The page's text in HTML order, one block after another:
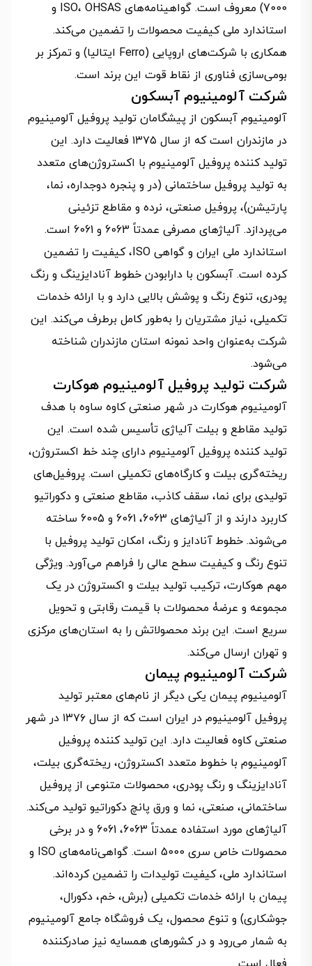
7000) معروف است. گواهینامه‌های ISO، OHSAS و
استاندارد ملی کیفیت محصولات را تضمین می‌کند.
همکاری با شرکت‌های اروپایی (Ferro ایتالیا) و تمرکز بر
بومی‌سازی فناوری از نقاط قوت این برند است.
شرکت آلومینیوم آبسکون
آلومینیوم آبسکون از پیشگامان تولید پروفیل آلومینیوم
در مازندران است که از سال ۱۳۷۵ فعالیت دارد. این
تولید کننده پروفیل آلومینیوم با اکستروژن‌های متعدد
به تولید پروفیل ساختمانی (در و پنجره دوجداره، نما،
پارتیشن)، پروفیل صنعتی، نرده و مقاطع تزئینی
می‌پردازد. آلیاژهای مصرفی عمدتاً 6063 و 6061 است.
استاندارد ملی ایران و گواهی ISO، کیفیت را تضمین
کرده است. آبسکون با دارا‌بودن خطوط آنادایزینگ و رنگ
پودری، تنوع رنگ و پوشش بالایی دارد و با ارائه خدمات
تکمیلی، نیاز مشتریان را به‌طور کامل برطرف می‌کند. این
شرکت به‌عنوان واحد نمونه استان مازندران شناخته
می‌شود.
شرکت تولید پروفیل آلومینیوم هوکارت
آلومینیوم هوکارت در شهر صنعتی کاوه ساوه با هدف
تولید مقاطع و بیلت آلیاژی تأسیس شده است. این
تولید کننده پروفیل آلومینیوم دارای چند خط اکستروژن،
ریخته‌گری بیلت و کارگاه‌های تکمیلی است. پروفیل‌های
تولیدی برای نما، سقف کاذب، مقاطع صنعتی و دکوراتیو
کاربرد دارند و از آلیاژهای 6063، 6061 و 6005 ساخته
می‌شوند. خطوط آنادایز و رنگ، امکان تولید پروفیل با
تنوع رنگ و کیفیت سطح عالی را فراهم می‌آورد. ویژگی
مهم هوکارت، ترکیب تولید بیلت و اکستروژن در یک
مجموعه و عرضۀ محصولات با قیمت رقابتی و تحویل
سریع است. این برند محصولاتش را به استان‌های مرکزی
و تهران ارسال می‌کند.
شرکت آلومینیوم پیمان
آلومینیوم پیمان یکی دیگر از نام‌های معتبر تولید
پروفیل آلومینیوم در ایران است که از سال ۱۳۷۶ در شهر
صنعتی کاوه فعالیت دارد. این تولید کننده پروفیل
آلومینیوم با خطوط متعدد اکستروژن، ریخته‌گری بیلت،
آنادایزینگ و رنگ پودری، محصولات متنوعی از پروفیل
ساختمانی، صنعتی، نما و ورق پانچ دکوراتیو تولید می‌کند.
آلیاژهای مورد استفاده عمدتاً 6063، 6061 و در برخی
محصولات خاص سری 5000 است. گواهی‌نامه‌های ISO و
استاندارد ملی، کیفیت تولیدات را تضمین کرده‌اند.
پیمان با ارائه خدمات تکمیلی (برش، خم، دکورال،
جوشکاری) و تنوع محصول، یک فروشگاه جامع آلومینیوم
به شمار می‌رود و در کشورهای همسایه نیز صادرکننده